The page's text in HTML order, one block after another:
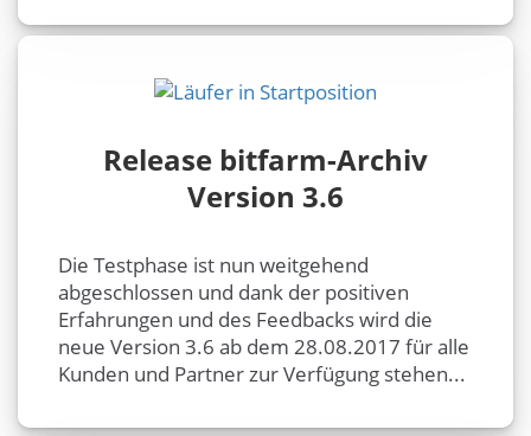
Release bitfarm-Archiv
Version 3.6
Die Testphase ist nun weitgehend
abgeschlossen und dank der positiven
Erfahrungen und des Feedbacks wird die
neue Version 3.6 ab dem 28.08.2017 für alle
Kunden und Partner zur Verfügung stehen...